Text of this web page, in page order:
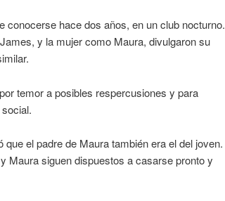
conocerse hace dos años, en un club nocturno.
y la mujer como Maura, divulgaron su
temor a posibles respercusiones y para
el padre de Maura también era el del joven.
Maura siguen dispuestos a casarse pronto y